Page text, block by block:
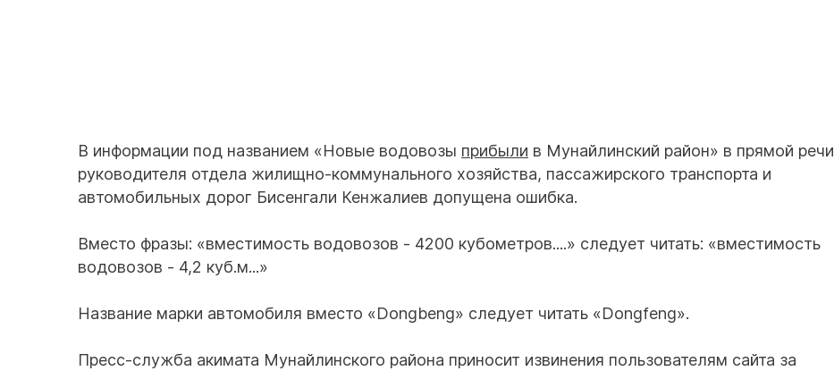
В информации под названием «Новые водовозы прибыли в Мунайлинский район» в прямой речи
руководителя отдела жилищно-коммунального хозяйства, пассажирского транспорта и
автомобильных дорог Бисенгали Кенжалиев допущена ошибка.
Вместо фразы: «вместимость водовозов - 4200 кубометров....» следует читать: «вместимость
водовозов - 4,2 куб.м...»
Название марки автомобиля вместо «Dongbeng» следует читать «Dongfeng».
Пресс-служба акимата Мунайлинского района приносит извинения пользователям сайта за